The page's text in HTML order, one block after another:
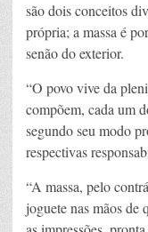
são dois conceitos
própria; a massa é
senão do exterior.
“O povo vive da
compõem, cada um
segundo seu modo
respectivas
“A massa, pelo
joguete nas mãos de